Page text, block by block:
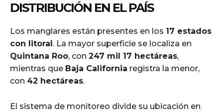
DISTRIBUCIÓN EN EL PAÍS
Los manglares están presentes en los 17 estados
con litoral. La mayor superficie se localiza en
Quintana Roo, con 247 mil 17 hectáreas,
mientras que Baja California registra la menor,
con 42 hectáreas.
El sistema de monitoreo divide su ubicación en